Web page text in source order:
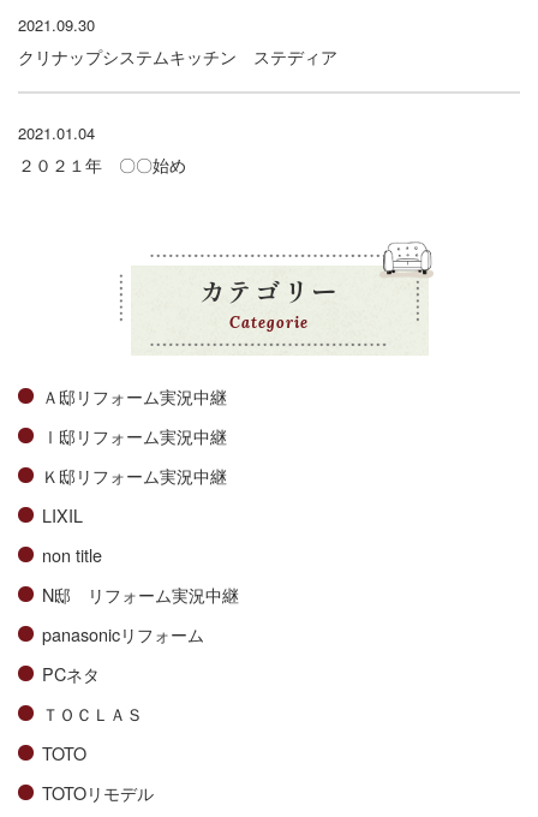
2021.09.30
クリナップシステムキッチン ステディア
2021.01.04
２０２１年 〇〇始め
カテゴリー
Categorie
Ａ邸リフォーム実況中継
Ⅰ邸リフォーム実況中継
Ｋ邸リフォーム実況中継
LIXIL
non title
N邸 リフォーム実況中継
panasonicリフォーム
PCネタ
ＴＯＣＬＡＳ
TOTO
TOTOリモデル